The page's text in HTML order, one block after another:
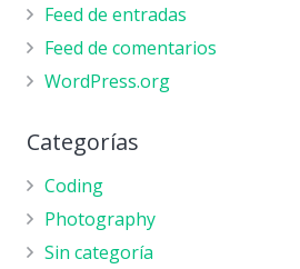
Feed de entradas
Feed de comentarios
WordPress.org
Categorías
Coding
Photography
Sin categoría